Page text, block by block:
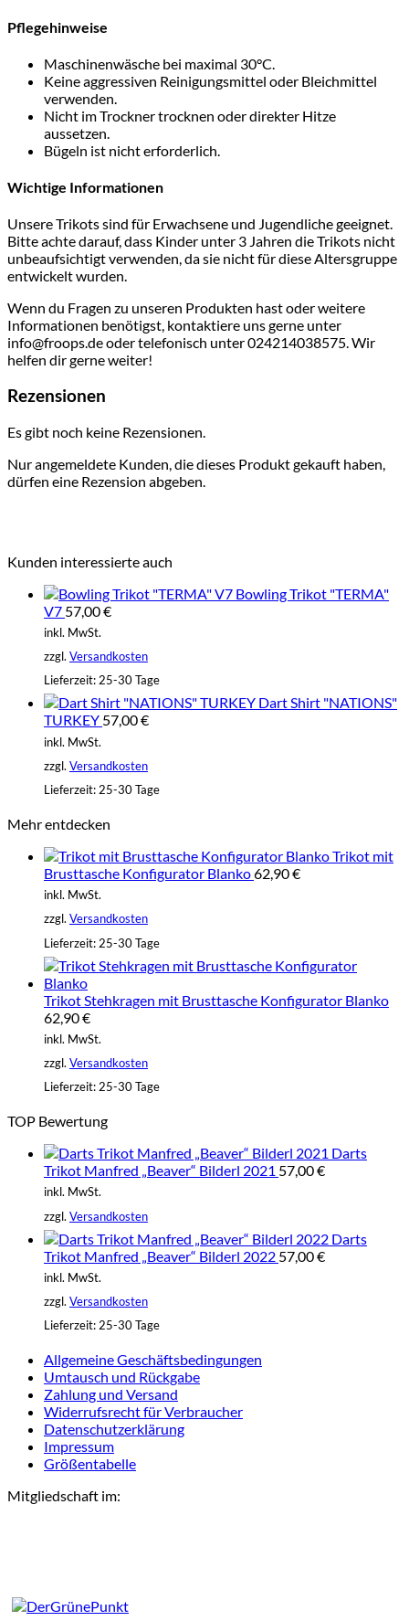
Pflegehinweise
Maschinenwäsche bei maximal 30°C.
Keine aggressiven Reinigungsmittel oder Bleichmittel
verwenden.
Nicht im Trockner trocknen oder direkter Hitze
aussetzen.
Bügeln ist nicht erforderlich.
Wichtige Informationen
Unsere Trikots sind für Erwachsene und Jugendliche geeignet.
Bitte achte darauf, dass Kinder unter 3 Jahren die Trikots nicht
unbeaufsichtigt verwenden, da sie nicht für diese Altersgruppe
entwickelt wurden.
Wenn du Fragen zu unseren Produkten hast oder weitere
Informationen benötigst, kontaktiere uns gerne unter
info@froops.de oder telefonisch unter 024214038575. Wir
helfen dir gerne weiter!
Rezensionen
Es gibt noch keine Rezensionen.
Nur angemeldete Kunden, die dieses Produkt gekauft haben,
dürfen eine Rezension abgeben.
Kunden interessierte auch
Bowling Trikot "TERMA"
V7 57,00€
inkl. MwSt.
zzgl. Versandkosten
Lieferzeit:25-30 Tage
Dart Shirt "NATIONS"
TURKEY 57,00€
inkl. MwSt.
zzgl. Versandkosten
Lieferzeit: 25-30 Tage
Mehr entdecken
Trikot mit
Brusttasche Konfigurator Blanko62,90€
inkl. MwSt.
zzgl. Versandkosten
Lieferzeit: 25-30 Tage
Trikot Stehkragen mit Brusttasche Konfigurator Blanko
62,90€
inkl. MwSt.
zzgl. Versandkosten
Lieferzeit:25-30 Tage
TOP Bewertung
Darts
Trikot Manfred „Beaver“ Bilderl 2021 57,00€
inkl. MwSt.
zzgl. Versandkosten
Darts
Trikot Manfred „Beaver“ Bilderl 2022 57,00€
inkl. MwSt.
zzgl. Versandkosten
Lieferzeit:25-30 Tage
Allgemeine Geschäftsbedingungen
Umtausch und Rückgabe
Zahlung und Versand
Widerrufsrecht für Verbraucher
Datenschutzerklärung
Impressum
Größentabelle
Mitgliedschaft im: